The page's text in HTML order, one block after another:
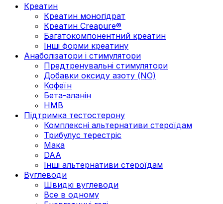
Креатин
Креатин моногідрат
Креатин Creapure®
Багатокомпонентний креатин
Інші форми креатину
Анаболізатори і стимулятори
Предтренувальні стимулятори
Добавки оксиду азоту (NO)
Кофеїн
Бета-аланін
HMB
Підтримка тестостерону
Комплексні альтернативи стероїдам
Трибулус терестріс
Мака
DAA
Інші альтернативи стероїдам
Вуглеводи
Швидкі вуглеводи
Все в одному